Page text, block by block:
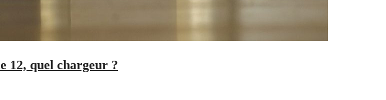
12, quel chargeur ?